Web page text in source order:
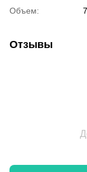
Объем:
Отзывы